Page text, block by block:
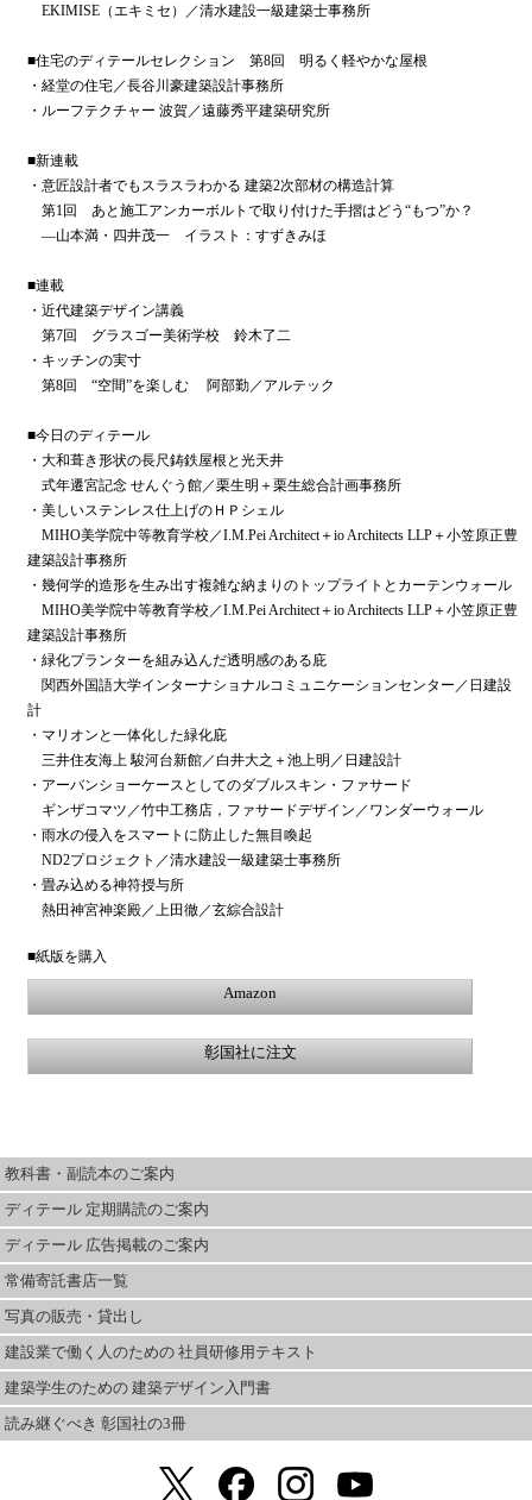
EKIMISE（エキミセ）／清水建設一級建築士事務所
■住宅のディテールセレクション 第8回 明るく軽やかな屋根
・経堂の住宅／長谷川豪建築設計事務所
・ルーフテクチャー 波賀／遠藤秀平建築研究所
■新連載
・意匠設計者でもスラスラわかる 建築2次部材の構造計算
第1回 あと施工アンカーボルトで取り付けた手摺はどう“もつ”か？
―山本満・四井茂一 イラスト：すずきみほ
■連載
・近代建築デザイン講義
第7回 グラスゴー美術学校 鈴木了二
・キッチンの実寸
第8回 “空間”を楽しむ 阿部勤／アルテック
■今日のディテール
・大和葺き形状の長尺鋳鉄屋根と光天井
式年遷宮記念 せんぐう館／栗生明＋栗生総合計画事務所
・美しいステンレス仕上げのＨＰシェル
MIHO美学院中等教育学校／I.M.Pei Architect＋io Architects LLP＋小笠原正豊
建築設計事務所
・幾何学的造形を生み出す複雑な納まりのトップライトとカーテンウォール
MIHO美学院中等教育学校／I.M.Pei Architect＋io Architects LLP＋小笠原正豊
建築設計事務所
・緑化プランターを組み込んだ透明感のある庇
関西外国語大学インターナショナルコミュニケーションセンター／日建設
計
・マリオンと一体化した緑化庇
三井住友海上 駿河台新館／白井大之＋池上明／日建設計
・アーバンショーケースとしてのダブルスキン・ファサード
ギンザコマツ／竹中工務店，ファサードデザイン／ワンダーウォール
・雨水の侵入をスマートに防止した無目喚起
ND2プロジェクト／清水建設一級建築士事務所
・畳み込める神符授与所
熱田神宮神楽殿／上田徹／玄綜合設計
■紙版を購入
Amazon
彰国社に注文
教科書・副読本のご案内
ディテール 定期購読のご案内
ディテール 広告掲載のご案内
常備寄託書店一覧
写真の販売・貸出し
建設業で働く人のための 社員研修用テキスト
建築学生のための 建築デザイン入門書
読み継ぐべき 彰国社の3冊